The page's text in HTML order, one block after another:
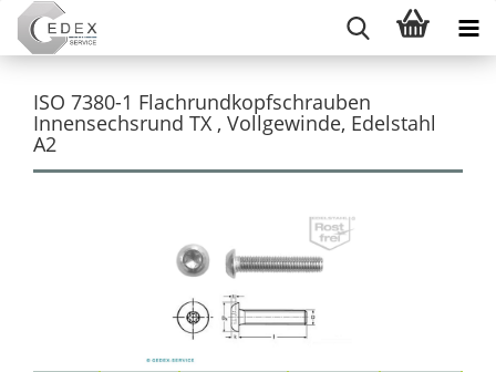
ISO 7380-1 Flachrundkopfschrauben
Innensechsrund TX , Vollgewinde, Edelstahl
A2